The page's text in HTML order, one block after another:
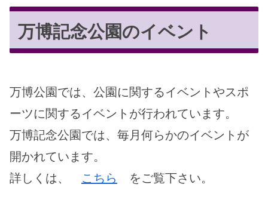
万博記念公園のイベント
万博公園では、公園に関するイベントやスポ
ーツに関するイベントが行われています。
万博記念公園では、毎月何らかのイベントが
開かれています。
詳しくは、 こちら をご覧下さい。